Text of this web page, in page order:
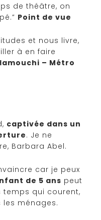
de théâtre, on
Point de vue
et nous livre,
à en faire
– Métro
captivée dans un
. Je ne
Barbara Abel.
car je peux
de 5 ans peut
temps qui courent,
ménages.